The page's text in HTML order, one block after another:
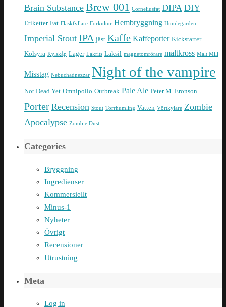
Brain Substance Brew 001 Corneliusfat DIPA DIY
Etiketter Fat Flaskfyllare Förkultur Hembryggning Humlegården
Imperial Stout IPA jäst Kaffe Kaffeporter Kickstarter
Kolsyra Kylskåp Lager Lakrits Laksil magnetomrörare maltkross Malt Mill
Misstag Nebuchadnezzar Night of the vampire
Not Dead Yet Omnipollo Outbreak Pale Ale Peter M. Eronson
Porter Recension Stout Torrhumling Vatten Vörtkylare Zombie
Apocalypse Zombie Dust
Categories
Bryggning
Ingredienser
Kommersiellt
Minus-1
Nyheter
Övrigt
Recensioner
Utrustning
Meta
Log in